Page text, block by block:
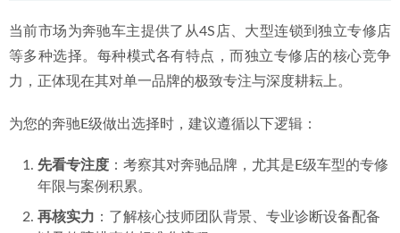
对于E级车主而言，选择一家像 惠州鼎火奔驰专修 这样拥有
原厂技师团队、专业诊断设备及大量同车型维修案例积累的
机构，意味着将爱车交给真正“懂它”的人。这不仅能高效、准
确地解决当前故障，更能通过专业的保养和检查，延缓其他
三、结语：在多元选择中锚定长期价值